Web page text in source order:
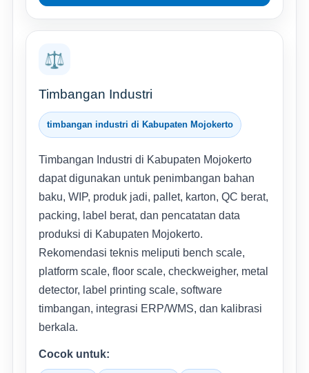
⚖️
Timbangan Industri
timbangan industri di Kabupaten Mojokerto
Timbangan Industri di Kabupaten Mojokerto
dapat digunakan untuk penimbangan bahan
baku, WIP, produk jadi, pallet, karton, QC berat,
packing, label berat, dan pencatatan data
produksi di Kabupaten Mojokerto.
Rekomendasi teknis meliputi bench scale,
platform scale, floor scale, checkweigher, metal
detector, label printing scale, software
timbangan, integrasi ERP/WMS, dan kalibrasi
berkala.
Cocok untuk: